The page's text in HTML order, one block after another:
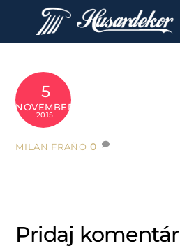
content
5
NOVEMBER
2015
MILAN FRAŇO 0
Pridaj komentár